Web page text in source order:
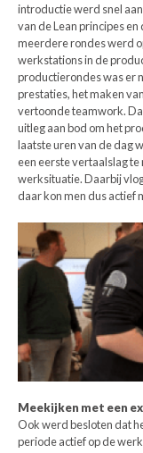
introductie werd snel
van de Lean principes
meerdere rondes werd
werkstations in de
productierondes was er
prestaties, het maken
vertoonde teamwork.
uitleg aan bod om het
laatste uren van de dag
een eerste vertaalslag
werksituatie. Daarbij
daar kon men dus actief
Meekijken met een
Ook werd besloten dat
periode actief op de